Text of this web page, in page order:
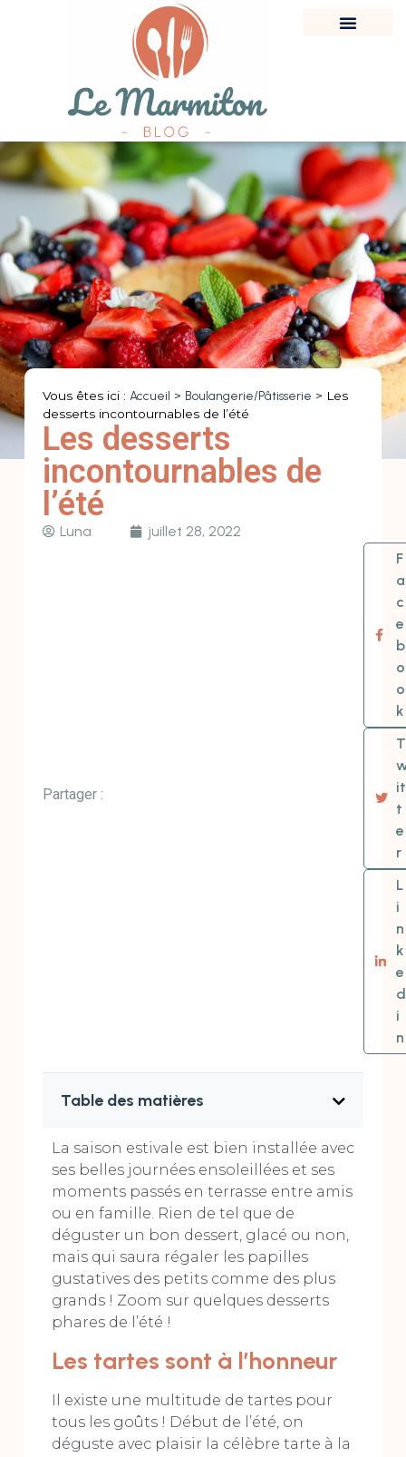
Vous êtes ici : Accueil > Boulangerie/Pâtisserie > Les
desserts incontournables de l’été
Les desserts
incontournables de
l’été
Luna juillet 28, 2022
Partager :
F
a
c
e
b
o
o
k
T
it
t
e
r
L
i
n
k
e
d
i
n
Table des matières
La saison estivale est bien installée avec
ses belles journées ensoleillées et ses
moments passés en terrasse entre amis
ou en famille. Rien de tel que de
déguster un bon dessert, glacé ou non,
mais qui saura régaler les papilles
gustatives des petits comme des plus
grands ! Zoom sur quelques desserts
phares de l’été !
Les tartes sont à l’honneur
Il existe une multitude de tartes pour
tous les goûts ! Début de l’été, on
déguste avec plaisir la célèbre tarte à la